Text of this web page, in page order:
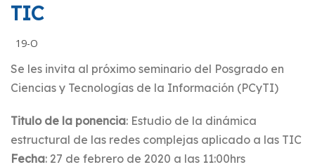
TIC
19-O
Se les invita al próximo seminario del Posgrado en
Ciencias y Tecnologías de la Información (PCyTI)
Titulo de la ponencia: Estudio de la dinámica
estructural de las redes complejas aplicado a las TIC
Fecha: 27 de febrero de 2020 a las 11:00hrs